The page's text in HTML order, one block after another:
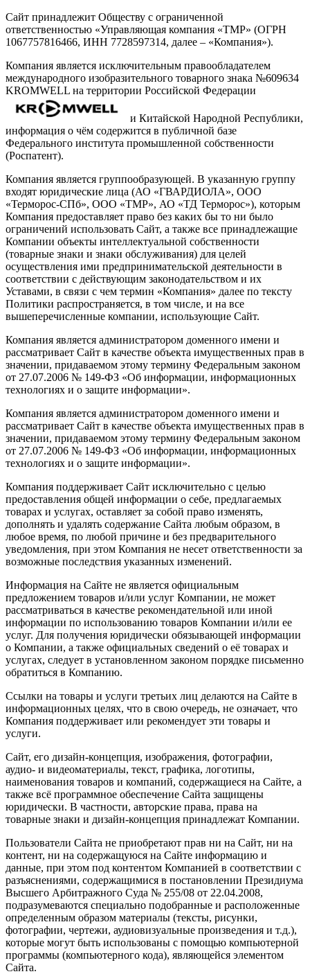
Сайт принадлежит Обществу с ограниченной
ответственностью «Управляющая компания «ТМР» (ОГРН
1067757816466, ИНН 7728597314, далее – «Компания»).
Компания является исключительным правообладателем
международного изобразительного товарного знака №609634
KROMWELL на территории Российской Федерации
и Китайской Народной Республики,
информация о чём содержится в публичной базе
Федерального института промышленной собственности
(Роспатент).
Компания является группообразующей. В указанную группу
входят юридические лица (АО «ГВАРДИОЛА», ООО
«Терморос-СПб», ООО «ТМР», АО «ТД Терморос»), которым
Компания предоставляет право без каких бы то ни было
ограничений использовать Сайт, а также все принадлежащие
Компании объекты интеллектуальной собственности
(товарные знаки и знаки обслуживания) для целей
осуществления ими предпринимательской деятельности в
соответствии с действующим законодательством и их
Уставами, в связи с чем термин «Компания» далее по тексту
Политики распространяется, в том числе, и на все
вышеперечисленные компании, использующие Сайт.
Компания является администратором доменного имени и
рассматривает Сайт в качестве объекта имущественных прав в
значении, придаваемом этому термину Федеральным законом
от 27.07.2006 № 149-ФЗ «Об информации, информационных
технологиях и о защите информации».
Компания является администратором доменного имени и
рассматривает Сайт в качестве объекта имущественных прав в
значении, придаваемом этому термину Федеральным законом
от 27.07.2006 № 149-ФЗ «Об информации, информационных
технологиях и о защите информации».
Компания поддерживает Сайт исключительно с целью
предоставления общей информации о себе, предлагаемых
товарах и услугах, оставляет за собой право изменять,
дополнять и удалять содержание Сайта любым образом, в
любое время, по любой причине и без предварительного
уведомления, при этом Компания не несет ответственности за
возможные последствия указанных изменений.
Информация на Сайте не является официальным
предложением товаров и/или услуг Компании, не может
рассматриваться в качестве рекомендательной или иной
информации по использованию товаров Компании и/или ее
услуг. Для получения юридически обязывающей информации
о Компании, а также официальных сведений о её товарах и
услугах, следует в установленном законом порядке письменно
обратиться в Компанию.
Ссылки на товары и услуги третьих лиц делаются на Сайте в
информационных целях, что в свою очередь, не означает, что
Компания поддерживает или рекомендует эти товары и
услуги.
Сайт, его дизайн-концепция, изображения, фотографии,
аудио- и видеоматериалы, текст, графика, логотипы,
наименования товаров и компаний, содержащиеся на Сайте, а
также всё программное обеспечение Сайта защищены
юридически. В частности, авторские права, права на
товарные знаки и дизайн-концепция принадлежат Компании.
Пользователи Сайта не приобретают прав ни на Сайт, ни на
контент, ни на содержащуюся на Сайте информацию и
данные, при этом под контентом Компанией в соответствии с
разъяснениями, содержащимися в постановлении Президиума
Высшего Арбитражного Суда № 255/08 от 22.04.2008,
подразумеваются специально подобранные и расположенные
определенным образом материалы (тексты, рисунки,
фотографии, чертежи, аудиовизуальные произведения и т.д.),
которые могут быть использованы с помощью компьютерной
программы (компьютерного кода), являющейся элементом
Сайта.